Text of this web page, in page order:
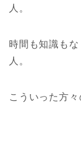
人。
時間も知識も
人。
こういった方々